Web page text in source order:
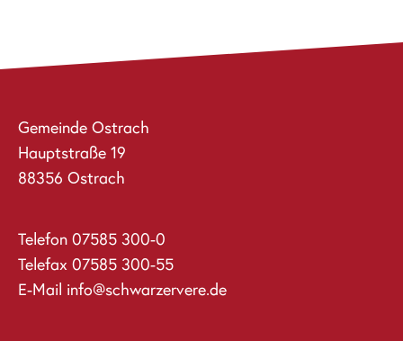
Gemeinde Ostrach
Hauptstraße 19
88356 Ostrach
Telefon 07585 300-0
Telefax 07585 300-55
E-Mail info@schwarzervere.de